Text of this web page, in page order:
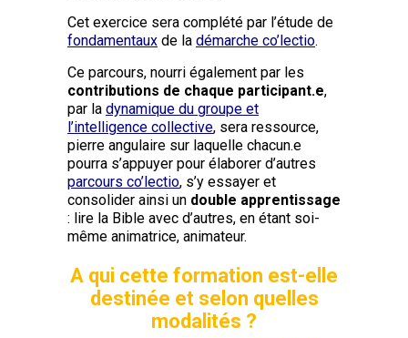
Cet exercice sera complété par l’étude de
fondamentaux de la démarche co’lectio.
Ce parcours, nourri également par les
contributions de chaque participant.e,
par la dynamique du groupe et
l’intelligence collective, sera ressource,
pierre angulaire sur laquelle chacun.e
pourra s’appuyer pour élaborer d’autres
parcours co’lectio, s’y essayer et
consolider ainsi un double apprentissage
: lire la Bible avec d’autres, en étant soi-
même animatrice, animateur.
A qui cette formation est-elle
destinée et selon quelles
modalités ?